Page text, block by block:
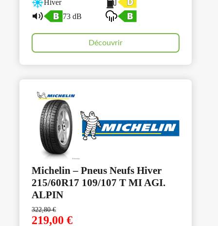
Hiver
73 dB
Découvrir
Michelin – Pneus Neufs Hiver
215/60R17 109/107 T MI AGI.
ALPIN
322,80€
219,00 €